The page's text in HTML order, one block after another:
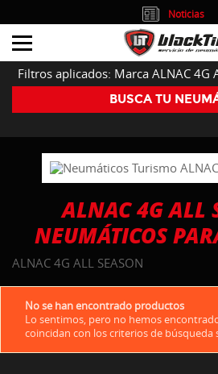
Filtros aplicados: Marca ALNAC 4G
BUSCA TU
ALNAC 4G ALL
NEUMÁTICOS
ALNAC 4G ALL SEASON
No se han encontrado productos
Lo sentimos, pero no hemos
coincidan con los criterios de búsqueda
Noticias
914 353 309
Atención al